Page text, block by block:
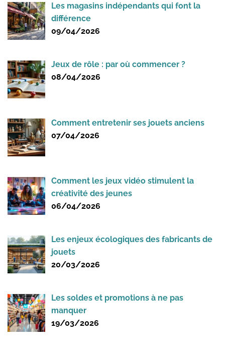
Les magasins indépendants qui font la
différence
09/04/2026
Jeux de rôle : par où commencer ?
08/04/2026
Comment entretenir ses jouets anciens
07/04/2026
Comment les jeux vidéo stimulent la
créativité des jeunes
06/04/2026
Les enjeux écologiques des fabricants de
jouets
20/03/2026
Les soldes et promotions à ne pas
manquer
19/03/2026